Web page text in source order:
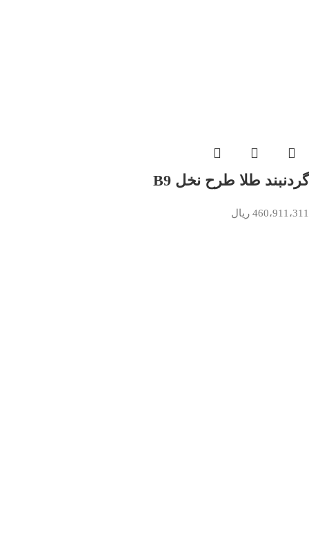
گردنبند طلا طرح نخل B9
460،911،311 ریال